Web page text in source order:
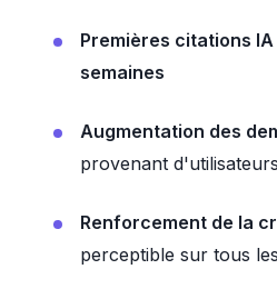
Premières citations
semaines
Augmentation des
provenant
Renforcement de la
perceptible sur tous